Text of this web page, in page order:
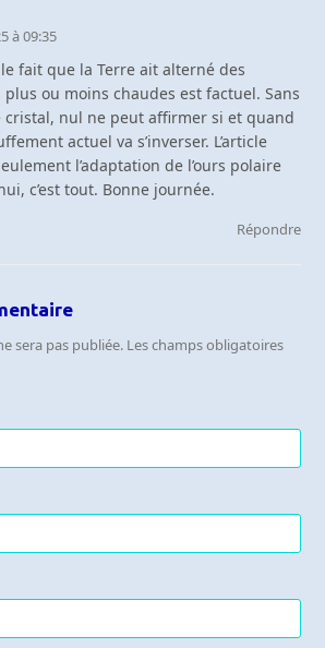
à 09:35
fait que la Terre ait alterné des
plus ou moins chaudes est factuel. Sans
cristal, nul ne peut affirmer si et quand
actuel va s’inverser. L’article
l’adaptation de l’ours polaire
c’est tout. Bonne journée.
Répondre
sera pas publiée. Les champs obligatoires